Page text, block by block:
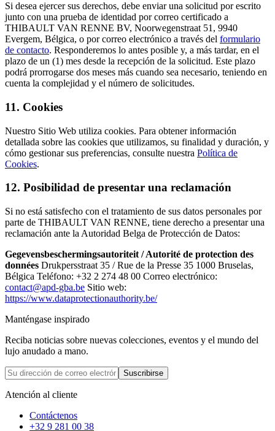
Si desea ejercer sus derechos, debe enviar una solicitud por escrito
junto con una prueba de identidad por correo certificado a
THIBAULT VAN RENNE BV, Noorwegenstraat 51, 9940
Evergem, Bélgica, o por correo electrónico a través del formulario
de contacto. Responderemos lo antes posible y, a más tardar, en el
plazo de un (1) mes desde la recepción de la solicitud. Este plazo
podrá prorrogarse dos meses más cuando sea necesario, teniendo en
cuenta la complejidad y el número de solicitudes.
11. Cookies
Nuestro Sitio Web utiliza cookies. Para obtener información
detallada sobre las cookies que utilizamos, su finalidad y duración, y
cómo gestionar sus preferencias, consulte nuestra Política de
Cookies.
12. Posibilidad de presentar una reclamación
Si no está satisfecho con el tratamiento de sus datos personales por
parte de THIBAULT VAN RENNE, tiene derecho a presentar una
reclamación ante la Autoridad Belga de Protección de Datos:
Gegevensbeschermingsautoriteit / Autorité de protection des
données Drukpersstraat 35 / Rue de la Presse 35 1000 Bruselas,
Bélgica Teléfono: +32 2 274 48 00 Correo electrónico:
contact@apd-gba.be Sitio web:
https://www.dataprotectionauthority.be/
Manténgase inspirado
Reciba noticias sobre nuevas colecciones, eventos y el mundo del
lujo anudado a mano.
Suscribirse
Atención al cliente
Contáctenos
+32 9 281 00 38